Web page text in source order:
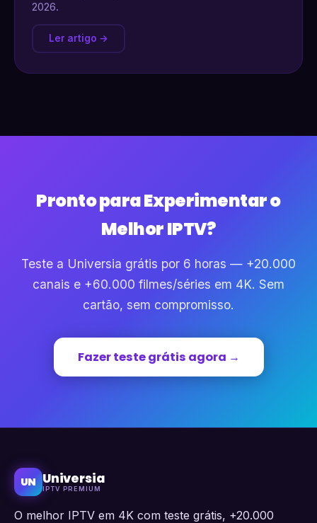
2026.
Ler artigo →
Pronto para Experimentar o
Melhor IPTV?
Teste a Universia grátis por 6 horas — +20.000
canais e +60.000 filmes/séries em 4K. Sem
cartão, sem compromisso.
Fazer teste grátis agora →
UN Universia
IPTV PREMIUM
O melhor IPTV em 4K com teste grátis, +20.000